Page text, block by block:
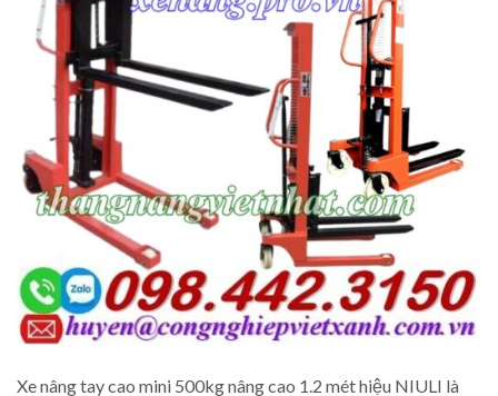
Xe nâng tay cao mini 500kg nâng cao 1.2 mét hiệu NIULI là